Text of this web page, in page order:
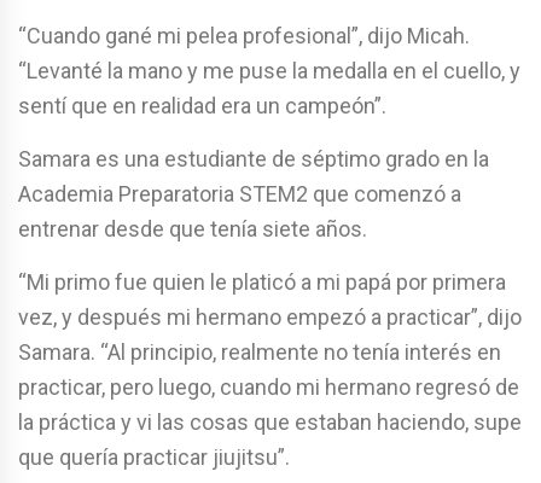
“Cuando gané mi pelea profesional”, dijo Micah.
“Levanté la mano y me puse la medalla en el cuello, y
sentí que en realidad era un campeón”.
Samara es una estudiante de séptimo grado en la
Academia Preparatoria STEM2 que comenzó a
entrenar desde que tenía siete años.
“Mi primo fue quien le platicó a mi papá por primera
vez, y después mi hermano empezó a practicar”, dijo
Samara. “Al principio, realmente no tenía interés en
practicar, pero luego, cuando mi hermano regresó de
la práctica y vi las cosas que estaban haciendo, supe
que quería practicar jiujitsu”.